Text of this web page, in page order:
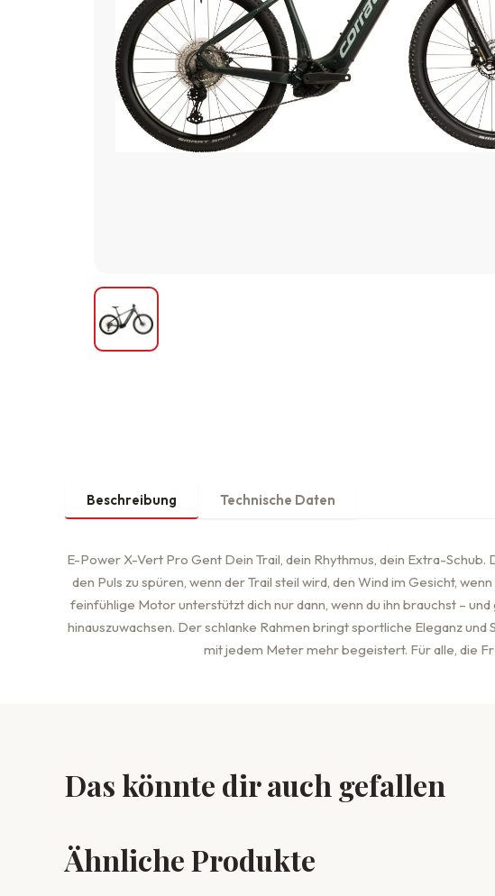
Beschreibung Technische Daten
E-Power X-Vert Pro Gent Dein Trail, dein Rhythmus, dein Extra-Schub.
den Puls zu spüren, wenn der Trail steil wird, den Wind im Gesicht,
feinfühlige Motor unterstützt dich nur dann, wenn du ihn brauchst –
hinauszuwachsen. Der schlanke Rahmen bringt ­sportliche Eleganz und
mit jedem ­Meter mehr begeistert. Für alle, die
Das könnte dir auch gefallen
Ähnliche Produkte